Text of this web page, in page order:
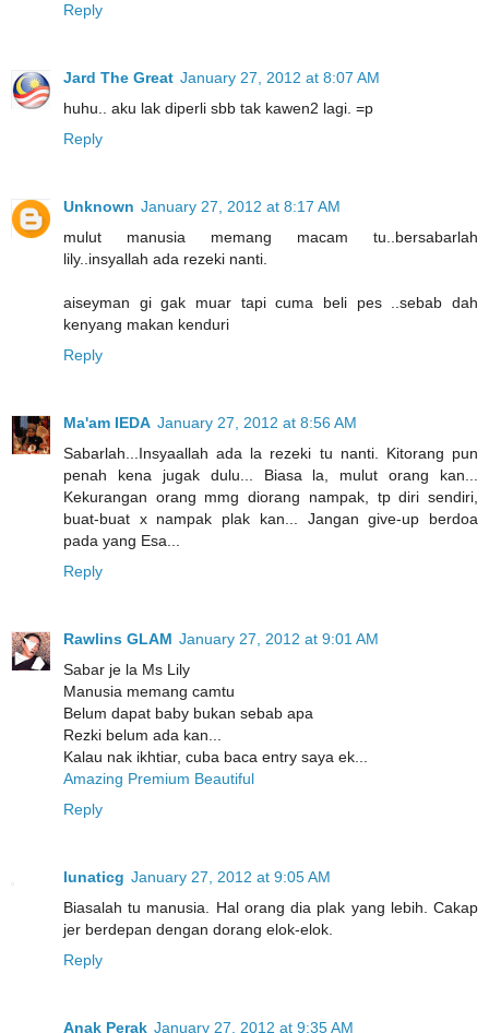
Reply
Jard The Great January 27, 2012 at 8:07 AM
huhu.. aku lak diperli sbb tak kawen2 lagi. =p
Reply
Unknown January 27, 2012 at 8:17 AM
mulut manusia memang macam tu..bersabarlah
lily..insyallah ada rezeki nanti.
aiseyman gi gak muar tapi cuma beli pes ..sebab dah
kenyang makan kenduri
Reply
Ma'am IEDA January 27, 2012 at 8:56 AM
Sabarlah...Insyaallah ada la rezeki tu nanti. Kitorang pun
penah kena jugak dulu... Biasa la, mulut orang kan...
Kekurangan orang mmg diorang nampak, tp diri sendiri,
buat-buat x nampak plak kan... Jangan give-up berdoa
pada yang Esa...
Reply
Rawlins GLAM January 27, 2012 at 9:01 AM
Sabar je la Ms Lily
Manusia memang camtu
Belum dapat baby bukan sebab apa
Rezki belum ada kan...
Kalau nak ikhtiar, cuba baca entry saya ek...
Amazing Premium Beautiful
Reply
lunaticg January 27, 2012 at 9:05 AM
Biasalah tu manusia. Hal orang dia plak yang lebih. Cakap
jer berdepan dengan dorang elok-elok.
Reply
Anak Perak January 27, 2012 at 9:35 AM